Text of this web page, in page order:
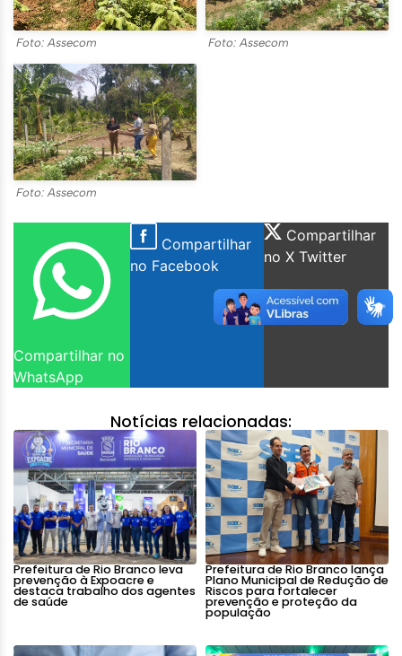
Foto: Assecom Foto: Assecom
Foto: Assecom
Compartilhar no
WhatsApp
Compartilhar
no Facebook
Compartilhar
no X Twitter
Notícias relacionadas:
Prefeitura de Rio Branco leva
prevenção à Expoacre e
destaca trabalho dos agentes
de saúde
Prefeitura de Rio Branco lança
Plano Municipal de Redução de
Riscos para fortalecer
prevenção e proteção da
população